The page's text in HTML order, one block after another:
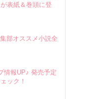
表紙＆巻頭に登
部オススメ小説全
情報UP♪ 発売予定
ック！